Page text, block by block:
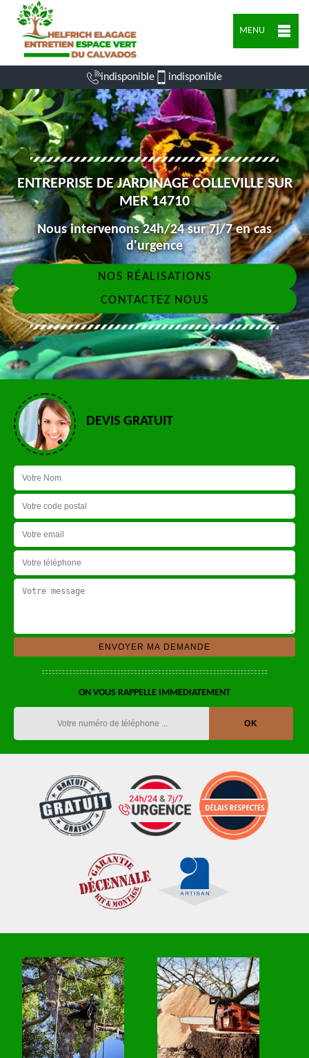
MENU
indisponible indisponible
ENTREPRISE DE JARDINAGE COLLEVILLE SUR
MER 14710
Nous intervenons 24h/24 sur 7j/7 en cas
d'urgence
NOS RÉALISATIONS
CONTACTEZ NOUS
DEVIS GRATUIT
ON VOUS RAPPELLE IMMEDIATEMENT